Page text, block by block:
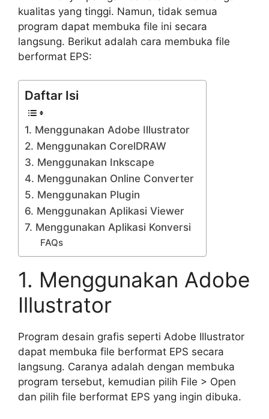
kualitas yang tinggi. Namun, tidak semua
program dapat membuka file ini secara
langsung. Berikut adalah cara membuka file
berformat EPS:
Daftar Isi
1. Menggunakan Adobe Illustrator
2. Menggunakan CorelDRAW
3. Menggunakan Inkscape
4. Menggunakan Online Converter
5. Menggunakan Plugin
6. Menggunakan Aplikasi Viewer
7. Menggunakan Aplikasi Konversi
FAQs
1. Menggunakan Adobe
Illustrator
Program desain grafis seperti Adobe Illustrator
dapat membuka file berformat EPS secara
langsung. Caranya adalah dengan membuka
program tersebut, kemudian pilih File > Open
dan pilih file berformat EPS yang ingin dibuka.